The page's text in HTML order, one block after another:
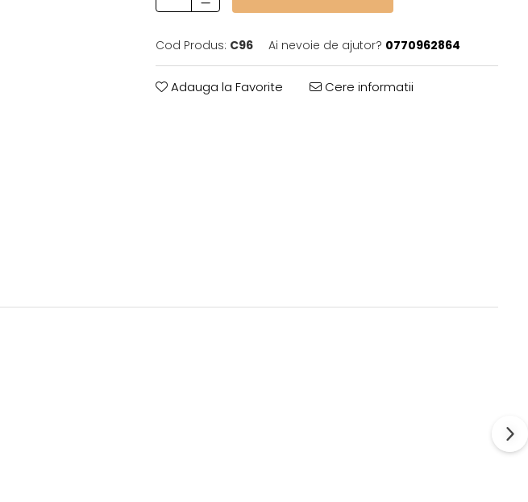
Cod Produs: C96 Ai nevoie de ajutor? 0770962864
Adauga la Favorite Cere informatii